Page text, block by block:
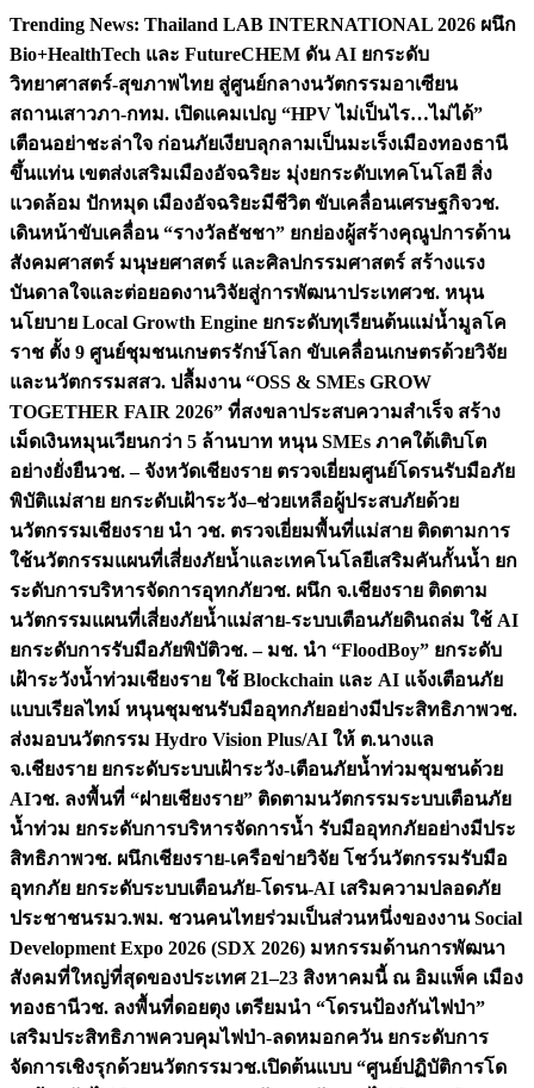
Skip
content
Trending News: Thailand LAB INTERNATIONAL 2026 ผนึก
Bio+HealthTech และ FutureCHEM ดัน AI ยกระดับ
วิทยาศาสตร์-สุขภาพไทย สู่ศูนย์กลางนวัตกรรมอาเซียน
สถานเสาวภา-กทม. เปิดแคมเปญ “HPV ไม่เป็นไร…ไม่ได้”
เตือนอย่าชะล่าใจ ก่อนภัยเงียบลุกลามเป็นมะเร็งเมืองทองธานี
ขึ้นแท่น เขตส่งเสริมเมืองอัจฉริยะ มุ่งยกระดับเทคโนโลยี สิ่ง
แวดล้อม ปักหมุด เมืองอัจฉริยะมีชีวิต ขับเคลื่อนเศรษฐกิจวช.
เดินหน้าขับเคลื่อน “รางวัลธัชชา” ยกย่องผู้สร้างคุณูปการด้าน
สังคมศาสตร์ มนุษยศาสตร์ และศิลปกรรมศาสตร์ สร้างแรง
บันดาลใจและต่อยอดงานวิจัยสู่การพัฒนาประเทศวช. หนุน
นโยบาย Local Growth Engine ยกระดับทุเรียนต้นแม่น้ำมูลโค
ราช ตั้ง 9 ศูนย์ชุมชนเกษตรรักษ์โลก ขับเคลื่อนเกษตรด้วยวิจัย
และนวัตกรรมสสว. ปลื้มงาน “OSS & SMEs GROW
TOGETHER FAIR 2026” ที่สงขลาประสบความสำเร็จ สร้าง
เม็ดเงินหมุนเวียนกว่า 5 ล้านบาท หนุน SMEs ภาคใต้เติบโต
อย่างยั่งยืนวช. – จังหวัดเชียงราย ตรวจเยี่ยมศูนย์โดรนรับมือภัย
พิบัติแม่สาย ยกระดับเฝ้าระวัง–ช่วยเหลือผู้ประสบภัยด้วย
นวัตกรรมเชียงราย นำ วช. ตรวจเยี่ยมพื้นที่แม่สาย ติดตามการ
ใช้นวัตกรรมแผนที่เสี่ยงภัยน้ำและเทคโนโลยีเสริมคันกั้นน้ำ ยก
ระดับการบริหารจัดการอุทกภัยวช. ผนึก จ.เชียงราย ติดตาม
นวัตกรรมแผนที่เสี่ยงภัยน้ำแม่สาย-ระบบเตือนภัยดินถล่ม ใช้ AI
ยกระดับการรับมือภัยพิบัติวช. – มช. นำ “FloodBoy” ยกระดับ
เฝ้าระวังน้ำท่วมเชียงราย ใช้ Blockchain และ AI แจ้งเตือนภัย
แบบเรียลไทม์ หนุนชุมชนรับมืออุทกภัยอย่างมีประสิทธิภาพวช.
ส่งมอบนวัตกรรม Hydro Vision Plus/AI ให้ ต.นางแล
จ.เชียงราย ยกระดับระบบเฝ้าระวัง-เตือนภัยน้ำท่วมชุมชนด้วย
AIวช. ลงพื้นที่ “ฝายเชียงราย” ติดตามนวัตกรรมระบบเตือนภัย
น้ำท่วม ยกระดับการบริหารจัดการน้ำ รับมืออุทกภัยอย่างมีประ
สิทธิภาพวช. ผนึกเชียงราย-เครือข่ายวิจัย โชว์นวัตกรรมรับมือ
อุทกภัย ยกระดับระบบเตือนภัย-โดรน-AI เสริมความปลอดภัย
ประชาชนรมว.พม. ชวนคนไทยร่วมเป็นส่วนหนึ่งของงาน Social
Development Expo 2026 (SDX 2026) มหกรรมด้านการพัฒนา
สังคมที่ใหญ่ที่สุดของประเทศ 21–23 สิงหาคมนี้ ณ อิมแพ็ค เมือง
ทองธานีวช. ลงพื้นที่ดอยตุง เตรียมนำ “โดรนป้องกันไฟป่า”
เสริมประสิทธิภาพควบคุมไฟป่า-ลดหมอกควัน ยกระดับการ
จัดการเชิงรุกด้วยนวัตกรรมวช.เปิดต้นแบบ “ศูนย์ปฏิบัติการโด